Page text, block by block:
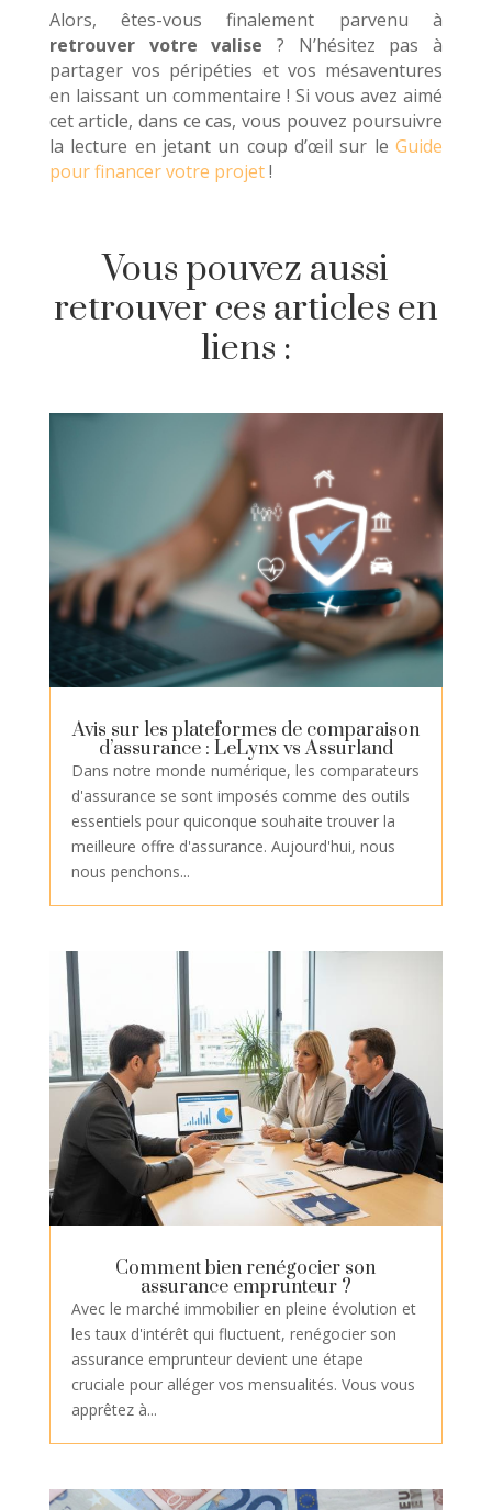
Alors, êtes-vous finalement parvenu à
retrouver votre valise ? N’hésitez pas à
partager vos péripéties et vos mésaventures
en laissant un commentaire ! Si vous avez aimé
cet article, dans ce cas, vous pouvez poursuivre
la lecture en jetant un coup d’œil sur leGuide
pour financer votre projet!
Vous pouvez aussi
retrouver ces articles en
liens :
Avis sur les plateformes de comparaison
d’assurance : LeLynx vs Assurland
Dans notre monde numérique, les comparateurs
d'assurance se sont imposés comme des outils
essentiels pour quiconque souhaite trouver la
meilleure offre d'assurance. Aujourd'hui, nous
nous penchons...
Comment bien renégocier son
assurance emprunteur ?
Avec le marché immobilier en pleine évolution et
les taux d'intérêt qui fluctuent, renégocier son
assurance emprunteur devient une étape
cruciale pour alléger vos mensualités. Vous vous
apprêtez à...